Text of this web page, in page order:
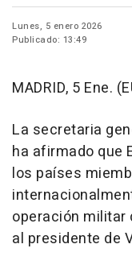
Lunes, 5 enero 2026
Publicado: 13:49
MADRID, 5 Ene.
La secretaria
ha afirmado que
los países
operación militar
al presidente de